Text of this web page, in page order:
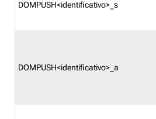
DOMPUSH<identificativo>_s
DOMPUSH<identificativo>_a